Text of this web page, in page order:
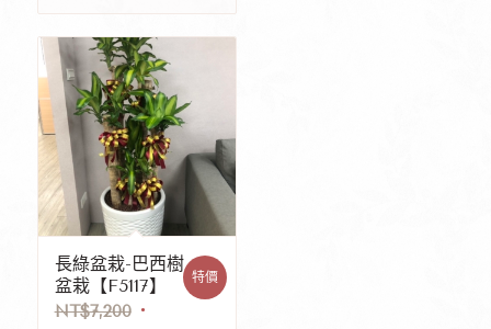
長綠盆栽-巴西樹
盆栽【F5117】
NT$7,200
特價